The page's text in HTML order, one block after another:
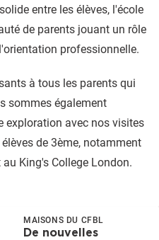
entre les élèves, l'école
de parents jouant un rôle
professionnelle.
à tous les parents qui
sommes également
exploration avec nos visites
de 3ème, notamment
King's College London.
MAISONS DU CFBL
De nouvelles